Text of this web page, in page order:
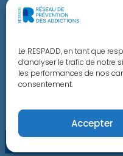
Le RESPADD, en tant que
d’analyser le trafic de notre
les performances de nos
consentement.
Accepter